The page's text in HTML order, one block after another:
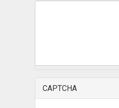
CAPTCHA